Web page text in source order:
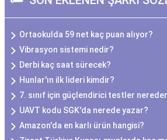
Ortaokulda 59 net kaç puan alıyor?
Vibrasyon sistemi nedir?
Derbi kaç saat sürecek?
Hunlar'ın ilk lideri kimdir?
7. sınıf için güçlendirici testler nereden
UAVT kodu SGK'da nerede yazar?
Amazon'da en karlı ürün hangisi?